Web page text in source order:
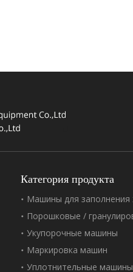
Категория продукта
Укупорочные машины
Маркировка машин
Уплотнительные машины